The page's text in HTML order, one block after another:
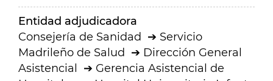
Entidad adjudicadora
Consejería de Sanidad
Servicio
Madrileño de Salud
Dirección General
Asistencial
Gerencia Asistencial de